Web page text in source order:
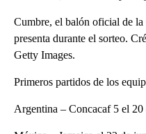
Cumbre, el balón oficial de
presenta durante el sorteo.
Getty Images.
Primeros partidos de los
Argentina – Concacaf 5 el